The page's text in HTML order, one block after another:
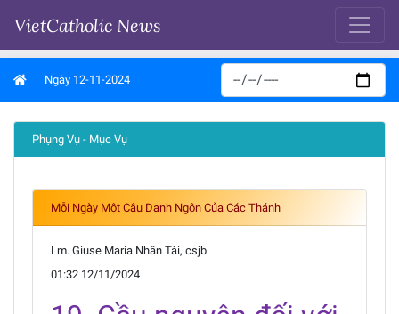
VietCatholic News
Ngày 12-11-2024
Phụng Vụ - Mục Vụ
Mỗi Ngày Một Câu Danh Ngôn Của Các Thánh
Lm. Giuse Maria Nhân Tài, csjb.
01:32 12/11/2024